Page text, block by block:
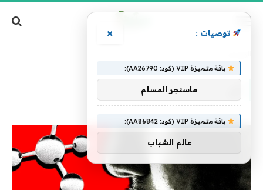
توصيات : ×
باقة متميزة VIP (كود: AA26790):
ماسنجر المسلم
باقة متميزة VIP (كود: AA86842):
عالم الشباب